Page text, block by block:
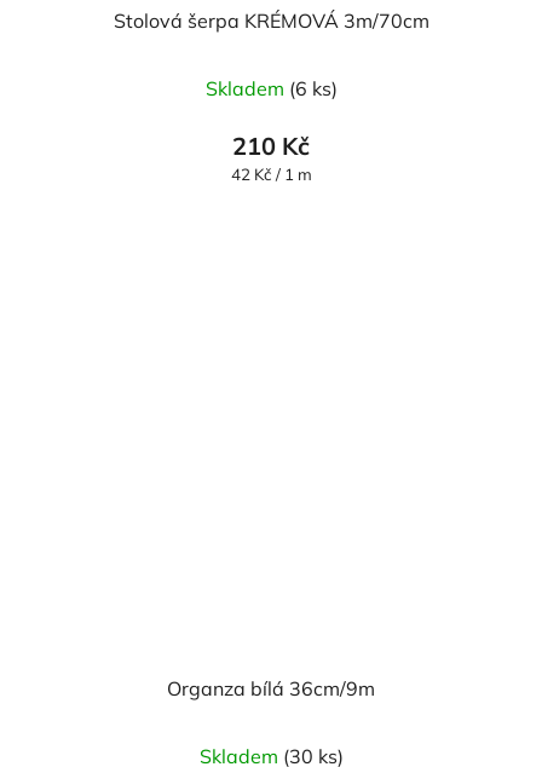
Stolová šerpa KRÉMOVÁ 3m/70cm
Skladem (6 ks)
210 Kč
Měrná
42 Kč / 1 m
Organza bílá 36cm/9m
Skladem (30 ks)